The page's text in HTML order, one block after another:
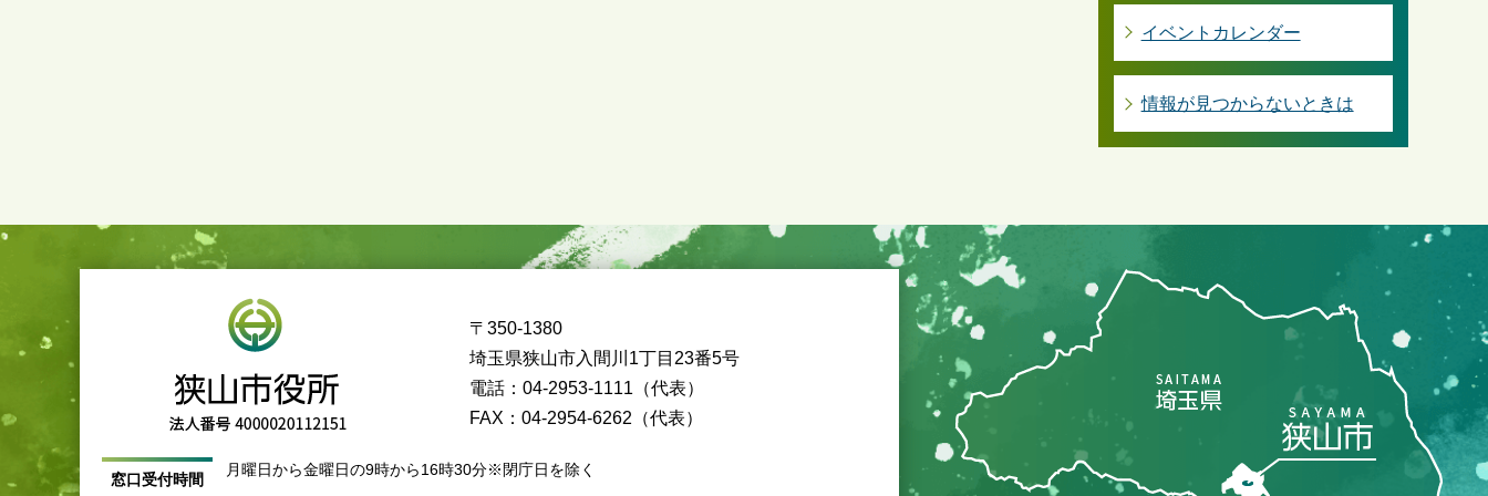
イベントカレンダー
情報が見つからないときは
〒350-1380
埼玉県狭山市入間川1丁目23番5号
電話：04-2953-1111（代表）
FAX：04-2954-6262（代表）
窓口受付時間
月曜日から金曜日の9時から16時30分※閉庁日を除く